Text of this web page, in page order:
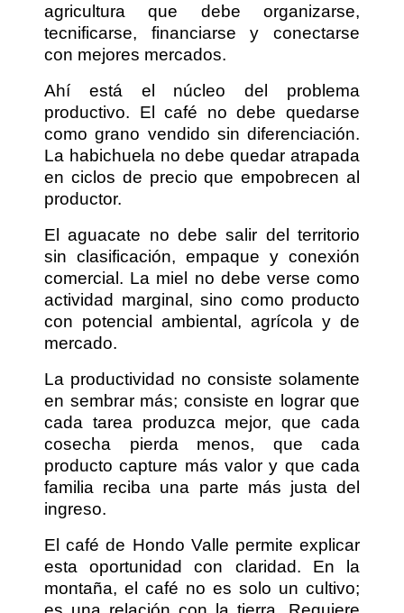
agricultura que debe organizarse,
tecnificarse, financiarse y conectarse
con mejores mercados.
Ahí está el núcleo del problema
productivo. El café no debe quedarse
como grano vendido sin diferenciación.
La habichuela no debe quedar atrapada
en ciclos de precio que empobrecen al
productor.
El aguacate no debe salir del territorio
sin clasificación, empaque y conexión
comercial. La miel no debe verse como
actividad marginal, sino como producto
con potencial ambiental, agrícola y de
mercado.
La productividad no consiste solamente
en sembrar más; consiste en lograr que
cada tarea produzca mejor, que cada
cosecha pierda menos, que cada
producto capture más valor y que cada
familia reciba una parte más justa del
ingreso.
El café de Hondo Valle permite explicar
esta oportunidad con claridad. En la
montaña, el café no es solo un cultivo;